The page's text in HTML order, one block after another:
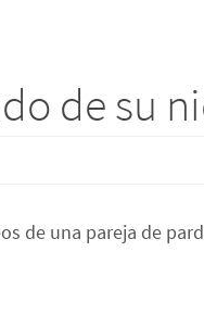
de su
de una pareja de